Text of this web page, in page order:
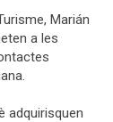
Marián
a les
adquirisquen